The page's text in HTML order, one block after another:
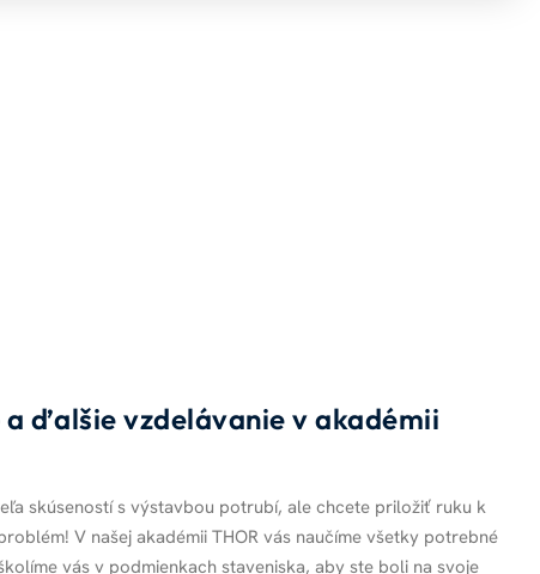
a ďalšie vzdelávanie v akadémii
skúseností s výstavbou potrubí, ale chcete priložiť ruku k
V našej akadémii THOR vás naučíme všetky potrebné
vás v podmienkach staveniska, aby ste boli na svoje